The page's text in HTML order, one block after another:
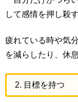
して感情を押し殺
疲れている時や気
を減らしたり、休
2. 目標を持つ